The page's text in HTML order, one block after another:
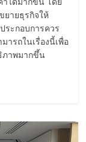
ายธุรกิจให้
ระกอบการควร
ารถในเรื่องนี้เพื่อ
ภาพมากขึ้น